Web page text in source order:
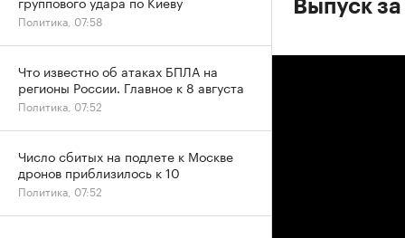
Выпуск
Политика, 07:58
Что известно об атаках БПЛА на
регионы России. Главное к 8 августа
Политика, 07:52
Число сбитых на подлете к Москве
дронов приблизилось к 10
Политика, 07:52